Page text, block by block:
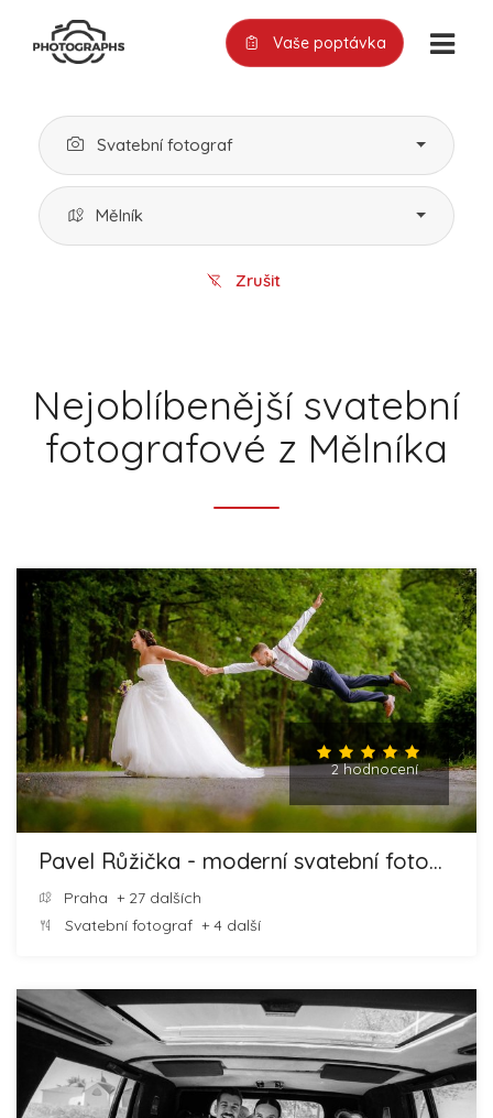
Vaše poptávka
Svatební fotograf
Mělník
Zrušit
Nejoblíbenější svatební
fotografové z Mělníka
2 hodnocení
Pavel Růžička - moderní svatební fotografie
Praha + 27 dalších
Svatební fotograf + 4 další